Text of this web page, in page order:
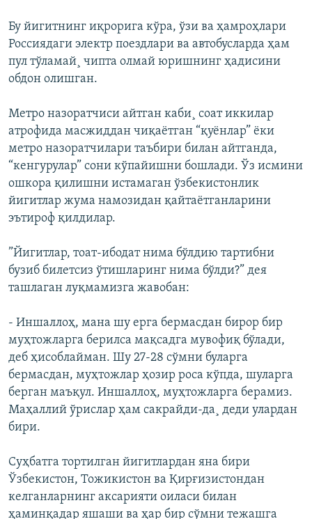
Бу йигитнинг иқрорига кўра, ўзи ва ҳамроҳлари
Россиядаги электр поездлари ва автобусларда ҳам
пул тўламай¸ чипта олмай юришнинг ҳадисини
обдон олишган.
Метро назоратчиси айтган каби¸ соат иккилар
атрофида масжиддан чиқаётган “қуёнлар” ёки
метро назоратчилари таъбири билан айтганда,
“кенгурулар” сони кўпайишни бошлади. Ўз исмини
ошкора қилишни истамаган ўзбекистонлик
йигитлар жума намозидан қайтаётганларини
эътироф қилдилар.
”Йигитлар, тоат-ибодат нима бўлдию тартибни
бузиб билетсиз ўтишларинг нима бўлди?” дея
ташлаган луқмамизга жавобан:
- Иншаллоҳ, мана шу ерга бермасдан бирор бир
муҳтожларга берилса мақсадга мувофиқ бўлади,
деб ҳисоблайман. Шу 27-28 сўмни буларга
бермасдан, муҳтожлар ҳозир роса кўпда, шуларга
берган маъқул. Иншаллоҳ, муҳтожларга берамиз.
Маҳаллий ўрислар ҳам сакрайди-да¸ деди улардан
бири.
Суҳбатга тортилган йигитлардан яна бири
Ўзбекистон, Тожикистон ва Қирғизистондан
келганларнинг аксарияти оиласи билан
ҳаминқадар яшаши ва ҳар бир сўмни тежашга